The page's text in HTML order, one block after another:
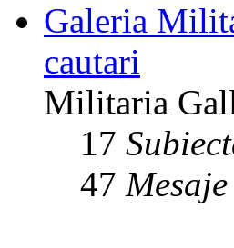
Galeria
cautari
Militaria
17
47 Mesaje